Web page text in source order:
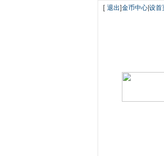
[ 退出]金币中心 设首